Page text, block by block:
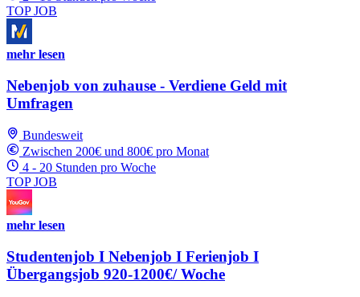
TOP JOB
mehr lesen
Nebenjob von zuhause - Verdiene Geld mit
Umfragen
Bundesweit
Zwischen 200€ und 800€ pro Monat
4 - 20 Stunden pro Woche
TOP JOB
mehr lesen
Studentenjob I Nebenjob I Ferienjob I
Übergangsjob 920-1200€/ Woche